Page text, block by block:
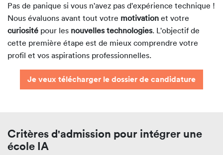
Pas de panique si vous n'avez pas d'expérience technique !
Nous évaluons avant tout votre motivation et votre
curiosité pour les nouvelles technologies. L'objectif de
cette première étape est de mieux comprendre votre
profil et vos aspirations professionnelles.
Je veux télécharger le dossier de candidature
Critères d'admission pour intégrer une
école IA